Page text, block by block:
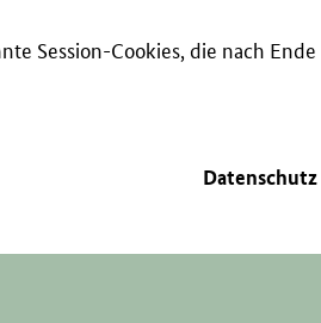
Session-Cookies, die nach Ende
Datenschutz